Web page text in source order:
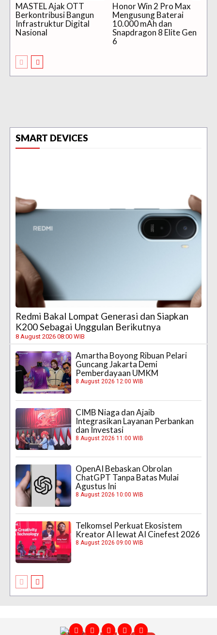
MASTEL Ajak OTT
Berkontribusi Bangun
Infrastruktur Digital
Nasional
Honor Win 2 Pro Max
Mengusung Baterai
10.000 mAh dan
Snapdragon 8 Elite Gen
6
SMART DEVICES
Redmi Bakal Lompat Generasi dan Siapkan
K200 Sebagai Unggulan Berikutnya
8 August 2026 08:00 WIB
Amartha Boyong Ribuan Pelari
Guncang Jakarta Demi
Pemberdayaan UMKM
8 August 2026 12:00 WIB
CIMB Niaga dan Ajaib
Integrasikan Layanan Perbankan
dan Investasi
8 August 2026 11:00 WIB
OpenAI Bebaskan Obrolan
ChatGPT Tanpa Batas Mulai
Agustus Ini
8 August 2026 10:00 WIB
Telkomsel Perkuat Ekosistem
Kreator AI lewat AI Cinefest 2026
8 August 2026 09:00 WIB